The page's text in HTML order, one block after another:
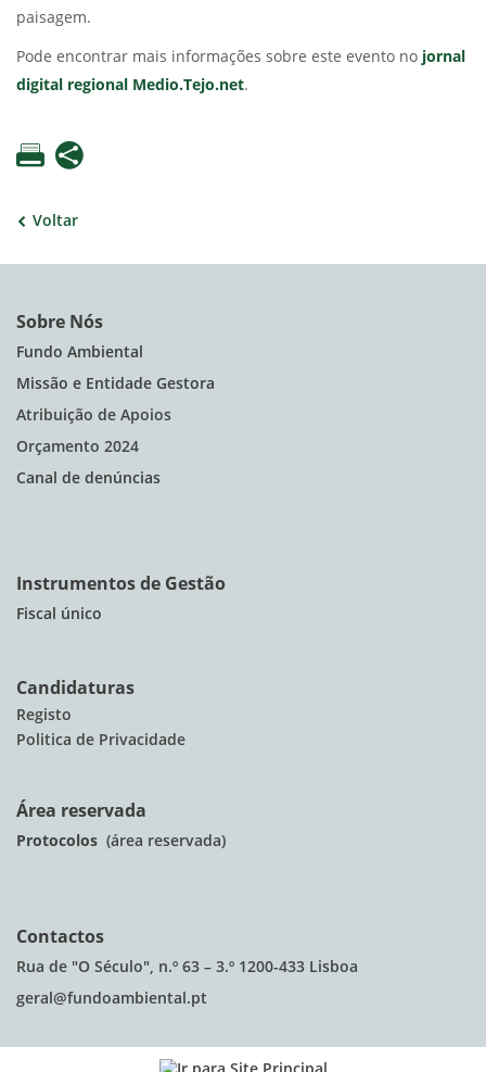
paisagem.
Pode encontrar mais informações sobre este evento no jornal
digital regional Medio.Tejo.net.
Voltar
Sobre Nós
Fundo Ambiental
Missão e Entidade Gestora
Atribuição de Apoios
Orçamento 2024
Canal de denúncias
Instrumentos de Gestão
Fiscal único
Candidaturas
Registo
Politica de Privacidade
Área reservada
Protocolos (área reservada)
Contactos
Rua de "O Século", n.º 63 – 3.º 1200-433 Lisboa
geral@fundoambiental.pt